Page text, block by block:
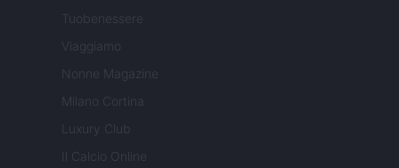
Tuobenessere
Viaggiamo
Nonne Magazine
Milano Cortina
Luxury Club
Il Calcio Online